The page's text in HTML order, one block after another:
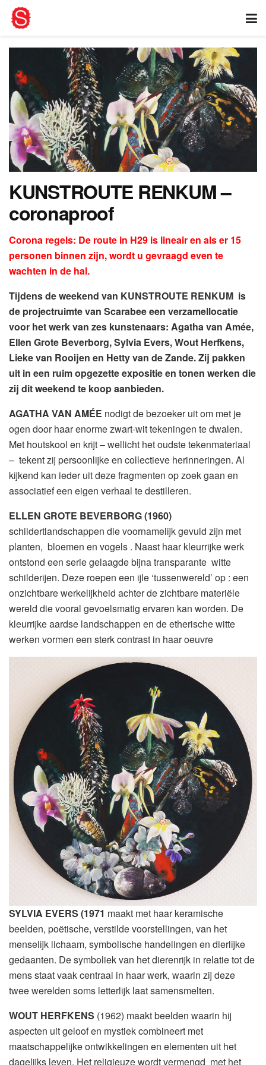
KUNSTROUTE RENKUM –
coronaproof
Corona regels: De route in H29 is lineair en als er 15
personen binnen zijn, wordt u gevraagd even te
wachten in de hal.
Tijdens de weekend van KUNSTROUTE RENKUM is
de projectruimte van Scarabee een verzamellocatie
voor het werk van zes kunstenaars: Agatha van Amée,
Ellen Grote Beverborg, Sylvia Evers, Wout Herfkens,
Lieke van Rooijen en Hetty van de Zande. Zij pakken
uit in een ruim opgezette expositie en tonen werken die
zij dit weekend te koop aanbieden.
AGATHA VAN AMÉE nodigt de bezoeker uit om met je
ogen door haar enorme zwart-wit tekeningen te dwalen.
Met houtskool en krijt – wellicht het oudste tekenmateriaal
– tekent zij persoonlijke en collectieve herinneringen. Al
kijkend kan ieder uit deze fragmenten op zoek gaan en
associatief een eigen verhaal te destilleren.
ELLEN GROTE BEVERBORG(1960)
schildertlandschappen die voornamelijk gevuld zijn met
planten, bloemen en vogels . Naast haar kleurrijke werk
ontstond een serie gelaagde bijna transparante witte
schilderijen. Deze roepen een ijle ‘tussenwereld’ op : een
onzichtbare werkelijkheid achter de zichtbare materiële
wereld die vooral gevoelsmatig ervaren kan worden. De
kleurrijke aardse landschappen en de etherische witte
werken vormen een sterk contrast in haar oeuvre
SYLVIA EVERS (1971 maakt met haar keramische
beelden, poëtische, verstilde voorstellingen, van het
menselijk lichaam, symbolische handelingen en dierlijke
gedaanten. De symboliek van het dierenrijk in relatie tot de
mens staat vaak centraal in haar werk, waarin zij deze
twee werelden soms letterlijk laat samensmelten.
WOUT HERFKENS (1962) maakt beelden waarin hij
aspecten uit geloof en mystiek combineert met
maatschappelijke ontwikkelingen en elementen uit het
dagelijks leven. Het religieuze wordt vermengd met het